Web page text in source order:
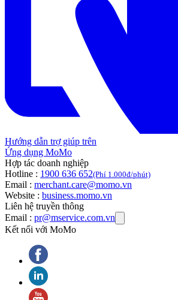
Hướng dẫn trợ giúp trên
Ứng dụng MoMo
Hợp tác doanh nghiệp
Hotline : 1900 636 652(Phí 1.000đ/phút)
Email : merchant.care@momo.vn
Website : business.momo.vn
Liên hệ truyền thông
Email : pr@mservice.com.vn
Kết nối với MoMo